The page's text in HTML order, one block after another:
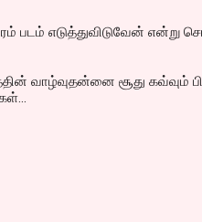
படம் எடுத்துவிடுவேன் என்று
வாழ்வுதன்னை சூது கவ்வும்